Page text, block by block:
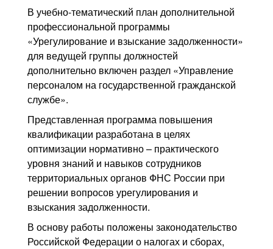
В учебно-тематический план дополнительной
профессиональной программы
«Урегулирование и взыскание задолженности»
для ведущей группы должностей
дополнительно включен раздел «Управление
персоналом на государственной гражданской
службе».
Представленная программа повышения
квалификации разработана в целях
оптимизации нормативно – практического
уровня знаний и навыков сотрудников
территориальных органов ФНС России при
решении вопросов урегулирования и
взыскания задолженности.
В основу работы положены законодательство
Российской Федерации о налогах и сборах,